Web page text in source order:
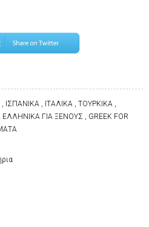
, ΙΤΑΛΙΚΑ , ΤΟΥΡΚΙΚΑ ,
ΓΙΑ ΞΕΝΟΥΣ , GREEK FOR